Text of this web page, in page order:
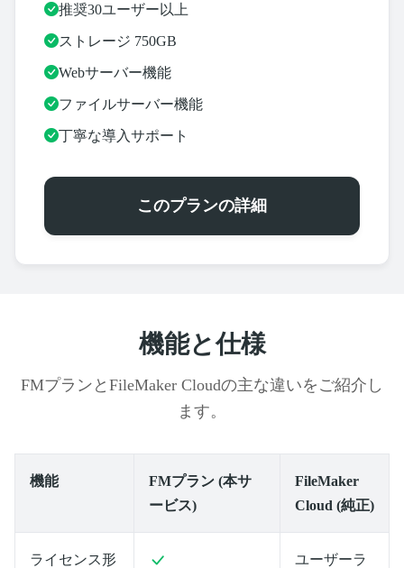
推奨30ユーザー以上
ストレージ 750GB
Webサーバー機能
ファイルサーバー機能
丁寧な導入サポート
このプランの詳細
機能と仕様
FMプランとFileMaker Cloudの主な違いをご紹介し
ます。
機能
FMプラン (本サ
ービス)
FileMaker
Cloud (純正)
ライセンス形
ユーザーラ